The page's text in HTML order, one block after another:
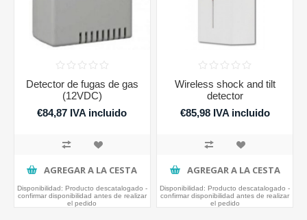
Detector de fugas de gas
(12VDC)
€84,87 IVA incluido
AGREGAR A LA CESTA
Disponibilidad: Producto descatalogado -
confirmar disponibilidad antes de realizar
el pedido
Wireless shock and tilt
detector
€85,98 IVA incluido
AGREGAR A LA CESTA
Disponibilidad: Producto descatalogado -
confirmar disponibilidad antes de realizar
el pedido